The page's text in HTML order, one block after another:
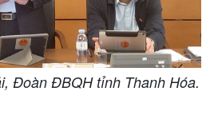
Đoàn ĐBQH tỉnh Thanh Hóa.